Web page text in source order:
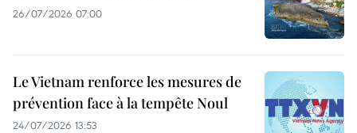
26/07/2026 07:00
Le Vietnam renforce les mesures de
prévention face à la tempête Noul
24/07/2026 13:53